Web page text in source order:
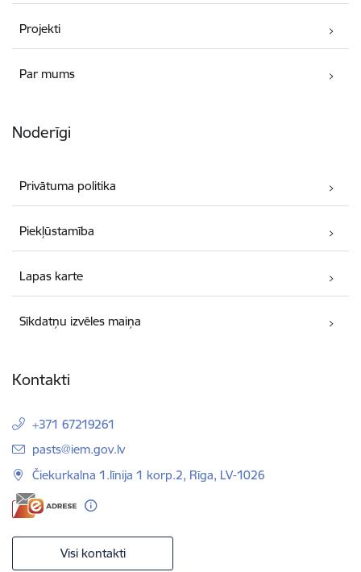
Projekti
Par mums
Noderīgi
Privātuma politika
Piekļūstamība
Lapas karte
Sīkdatņu izvēles maiņa
Kontakti
+371 67219261
E-pasts:
pasts@iem.gov.lv
Čiekurkalna 1.līnija 1 korp.2, Rīga, LV-1026
Visi kontakti